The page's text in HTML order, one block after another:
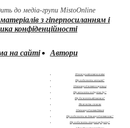
до медіа-групи MistoOnline
з гіперпосиланням і
конфіденційності
на сайті Автори
Ніжне привітання чоловіка
Що побажати хлопцеві?
З днем народження похресниці
Що написати подрузі на др?
Що бажають військовим?
Мамі своїми словами
З днем народження дівчині
Що побажати на день народження сина?
Що побажати старшому брату?